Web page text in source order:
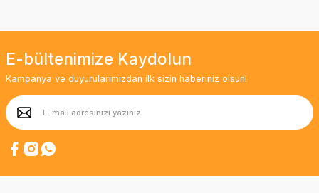
E-bültenimize Kaydolun
Kampanya ve duyurularımızdan ilk sizin haberiniz olsun!